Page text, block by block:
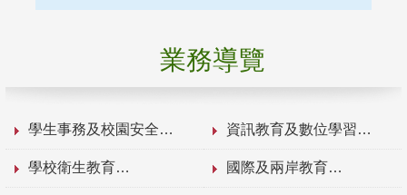
業務導覽
學生事務及校園安全 資訊教育及數位學習
學校衛生教育 國際及兩岸教育